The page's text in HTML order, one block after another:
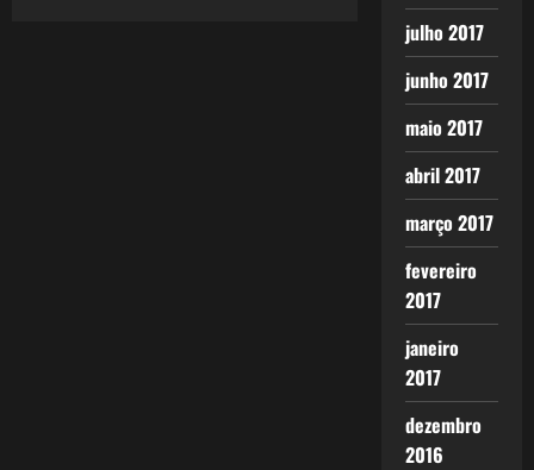
julho 2017
junho 2017
maio 2017
abril 2017
março 2017
fevereiro
2017
janeiro
2017
dezembro
2016